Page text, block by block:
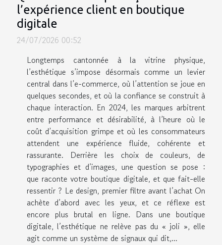
l’expérience client en boutique
digitale
24/07/2026 00:52
Longtemps cantonnée à la vitrine physique,
l’esthétique s’impose désormais comme un levier
central dans l’e-commerce, où l’attention se joue en
quelques secondes, et où la confiance se construit à
chaque interaction. En 2024, les marques arbitrent
entre performance et désirabilité, à l’heure où le
coût d’acquisition grimpe et où les consommateurs
attendent une expérience fluide, cohérente et
rassurante. Derrière les choix de couleurs, de
typographies et d’images, une question se pose :
que raconte votre boutique digitale, et que fait-elle
ressentir ? Le design, premier filtre avant l’achat On
achète d’abord avec les yeux, et ce réflexe est
encore plus brutal en ligne. Dans une boutique
digitale, l’esthétique ne relève pas du « joli », elle
agit comme un système de signaux qui dit,...